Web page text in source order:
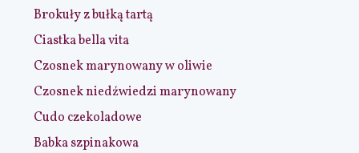
Brokuły z bułką tartą
Ciastka bella vita
Czosnek marynowany w oliwie
Czosnek niedźwiedzi marynowany
Cudo czekoladowe
Babka szpinakowa